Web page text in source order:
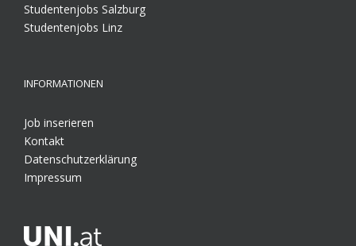
Studentenjobs Salzburg
Studentenjobs Linz
INFORMATIONEN
Job inserieren
Kontakt
Datenschutzerklärung
Impressum